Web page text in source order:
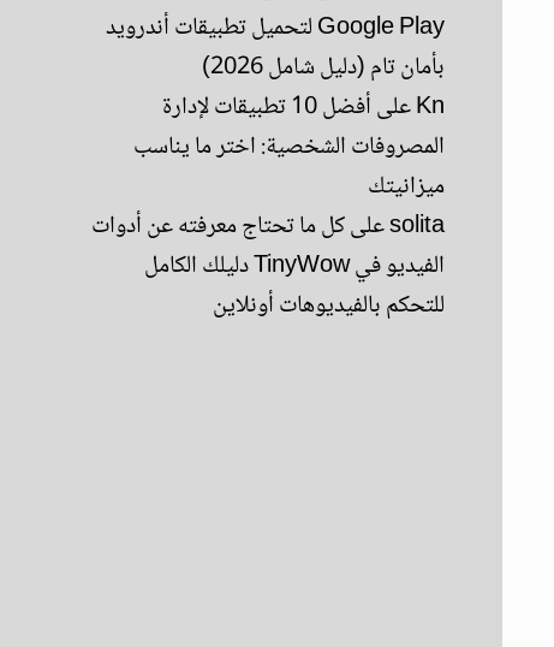
Google Play لتحميل تطبيقات أندرويد
بأمان تام (دليل شامل 2026)
Knعلى
أفضل 10 تطبيقات لإدارة
المصروفات الشخصية: اختر ما يناسب
ميزانيتك
solitaعلىكل ما تحتاج معرفته عن أدوات
الفيديو في TinyWow دليلك الكامل
للتحكم بالفيديوهات أونلاين